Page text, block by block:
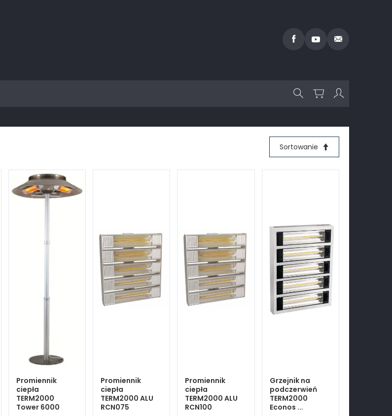
Sortowanie
Promiennik
ciepła
TERM2000
Tower 6000
Promiennik
ciepła
TERM2000 ALU
RCN075
Promiennik
ciepła
TERM2000 ALU
RCN100
Grzejnik na
podczerwień
TERM2000
Econos ...